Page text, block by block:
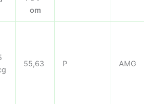
om
55,63 P AMG